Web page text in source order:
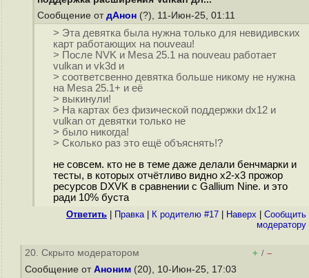
Сообщение от дАнон (?), 11-Июн-25, 01:11
> Эта девятка была нужна только для невидивских
карт работающих на nouveau!
> После NVK и Mesa 25.1 на nouveau работает
vulkan и vk3d и
> соответсвенно девятка больше никому не нужна
на Mesa 25.1+ и её
> выкинули!
> На картах без физической поддержки dx12 и
vulkan от девятки только не
> было никогда!
> Сколько раз это ещё объяснять!?
не совсем. кто не в теме даже делали бенчмарки и
тесты, в которых отчётливо видно х2-х3 прожор
ресурсов DXVK в сравнении с Gallium Nine. и это
ради 10% буста
Ответить Правка| К родителю #17 Наверх
Cообщить
модератору
20. Скрыто модератором + / –
Сообщение от Аноним (20), 10-Июн-25, 17:03